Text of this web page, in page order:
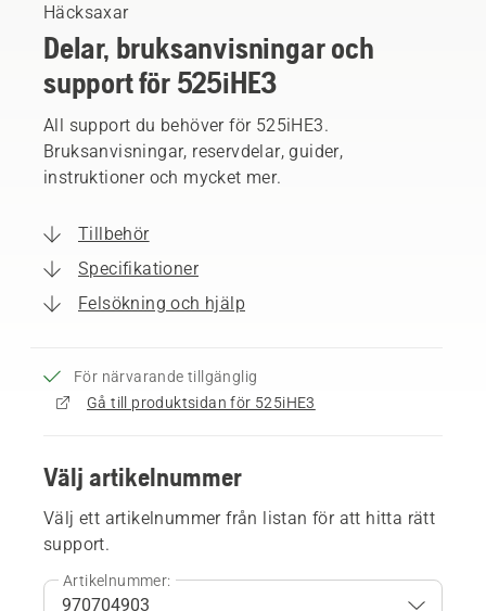
Häcksaxar
Delar, bruksanvisningar och
support för 525iHE3
All support du behöver för 525iHE3.
Bruksanvisningar, reservdelar, guider,
instruktioner och mycket mer.
Tillbehör
Specifikationer
Felsökning och hjälp
För närvarande tillgänglig
Gå till produktsidan för 525iHE3
Välj artikelnummer
Välj ett artikelnummer från listan för att hitta rätt
support.
Artikelnummer: